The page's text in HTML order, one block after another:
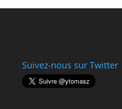
Suivez-nous sur Twitter